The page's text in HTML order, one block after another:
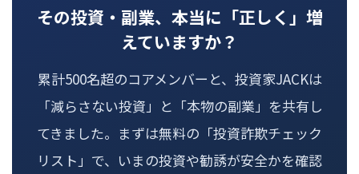
その投資・副業、本当に「正しく」増
えていますか？
累計500名超のコアメンバーと、投資家JACKは
「減らさない投資」と「本物の副業」を共有し
てきました。まずは無料の「投資詐欺チェック
リスト」で、いまの投資や勧誘が安全かを確認